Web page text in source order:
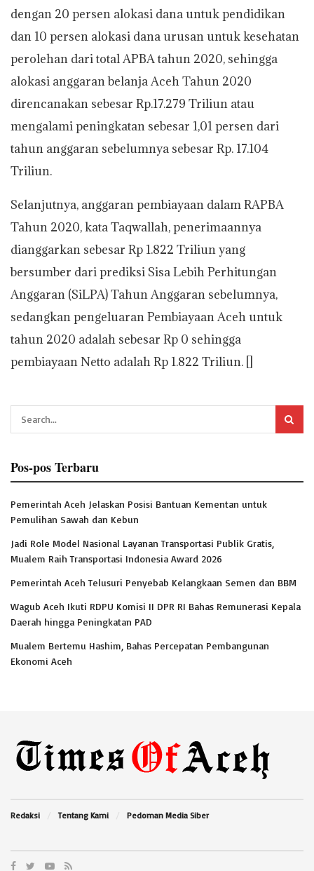
dengan 20 persen alokasi dana untuk pendidikan
dan 10 persen alokasi dana urusan untuk kesehatan
perolehan dari total APBA tahun 2020, sehingga
alokasi anggaran belanja Aceh Tahun 2020
direncanakan sebesar Rp.17.279 Triliun atau
mengalami peningkatan sebesar 1,01 persen dari
tahun anggaran sebelumnya sebesar Rp. 17.104
Triliun.
Selanjutnya, anggaran pembiayaan dalam RAPBA
Tahun 2020, kata Taqwallah, penerimaannya
dianggarkan sebesar Rp 1.822 Triliun yang
bersumber dari prediksi Sisa Lebih Perhitungan
Anggaran (SiLPA) Tahun Anggaran sebelumnya,
sedangkan pengeluaran Pembiayaan Aceh untuk
tahun 2020 adalah sebesar Rp 0 sehingga
pembiayaan Netto adalah Rp 1.822 Triliun. []
Pos-pos Terbaru
Pemerintah Aceh Jelaskan Posisi Bantuan Kementan untuk
Pemulihan Sawah dan Kebun
Jadi Role Model Nasional Layanan Transportasi Publik Gratis,
Mualem Raih Transportasi Indonesia Award 2026
Pemerintah Aceh Telusuri Penyebab Kelangkaan Semen dan BBM
Wagub Aceh Ikuti RDPU Komisi II DPR RI Bahas Remunerasi Kepala
Daerah hingga Peningkatan PAD
Mualem Bertemu Hashim, Bahas Percepatan Pembangunan
Ekonomi Aceh
Redaksi Tentang Kami Pedoman Media Siber